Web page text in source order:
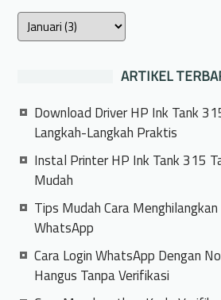
ARTIKEL
Download Driver HP Ink Tank
Langkah-Langkah Praktis
Instal Printer HP Ink Tank 315
Mudah
Tips Mudah Cara
WhatsApp
Cara Login WhatsApp Dengan
Hangus Tanpa Verifikasi